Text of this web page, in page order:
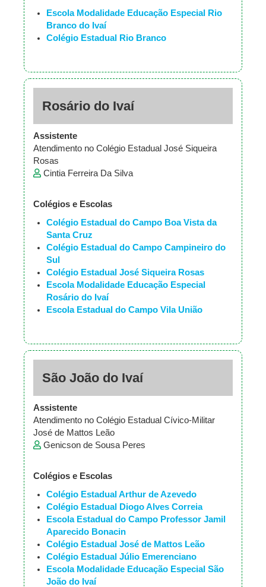
Escola Modalidade Educação Especial Rio
Branco do Ivaí
Colégio Estadual Rio Branco
Rosário do Ivaí
Assistente
Atendimento no Colégio Estadual José Siqueira
Rosas
Cintia Ferreira Da Silva
Colégios e Escolas
Colégio Estadual do Campo Boa Vista da
Santa Cruz
Colégio Estadual do Campo Campineiro do
Sul
Colégio Estadual José Siqueira Rosas
Escola Modalidade Educação Especial
Rosário do Ivaí
Escola Estadual do Campo Vila União
São João do Ivaí
Assistente
Atendimento no Colégio Estadual Cívico-Militar
José de Mattos Leão
Genicson de Sousa Peres
Colégios e Escolas
Colégio Estadual Arthur de Azevedo
Colégio Estadual Diogo Alves Correia
Escola Estadual do Campo Professor Jamil
Aparecido Bonacin
Colégio Estadual José de Mattos Leão
Colégio Estadual Júlio Emerenciano
Escola Modalidade Educação Especial São
João do Ivaí